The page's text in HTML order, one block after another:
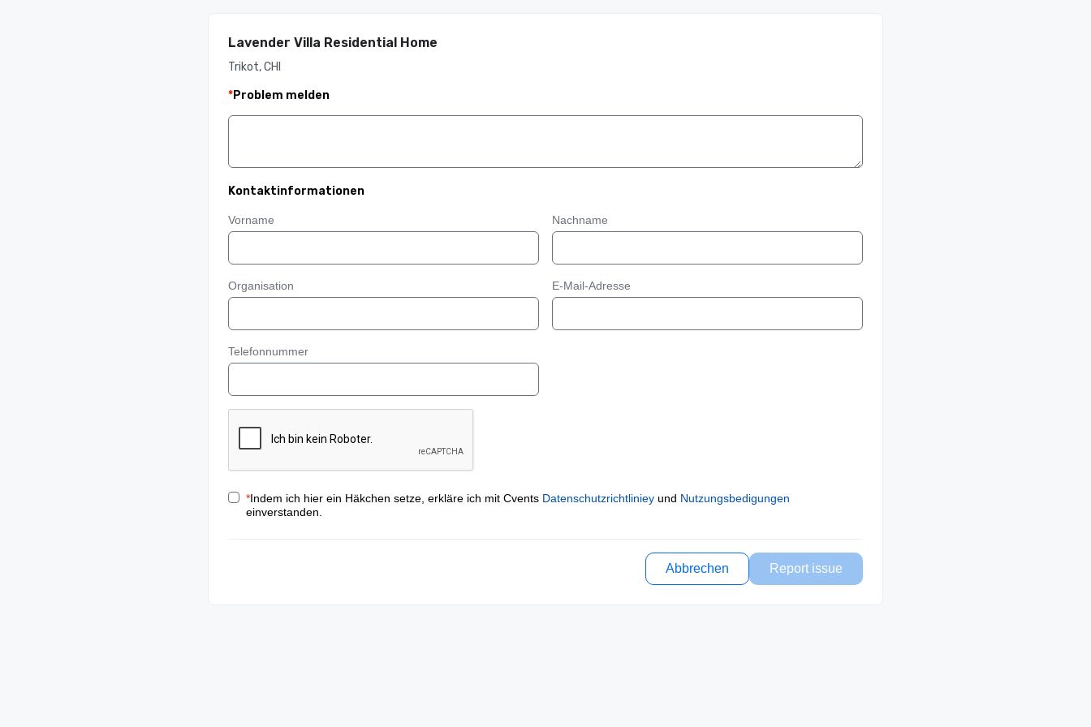
Lavender Villa Residential Home
Trikot, CHI
*Problem melden
Kontaktinformationen
Vorname Nachname
Organisation E-Mail-Adresse
Telefonnummer
*Indem ich hier ein Häkchen setze, erkläre ich mit Cvents Datenschutzrichtliniey und Nutzungsbedigungen
einverstanden.
Abbrechen Report issue